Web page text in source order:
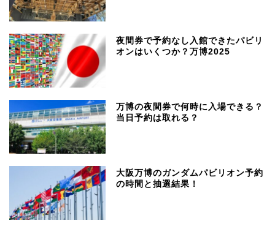
夜間券で予約なし入館できたパビリ
オンはいくつか？万博2025
万博の夜間券で何時に入場できる？
当日予約は取れる？
大阪万博のガンダムパビリオン予約
の時間と抽選結果！